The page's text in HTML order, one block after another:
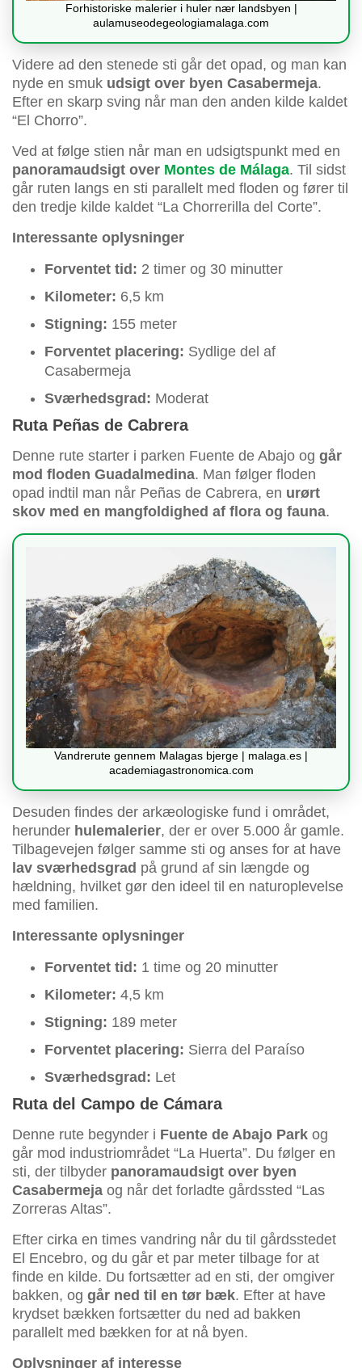
Forhistoriske malerier i huler nær landsbyen |
aulamuseodegeologiamalaga.com
Videre ad den stenede sti går det opad, og man kan
nyde en smuk udsigt over byen Casabermeja.
Efter en skarp sving når man den anden kilde kaldet
“El Chorro”.
Ved at følge stien når man en udsigtspunkt med en
panoramaudsigt over Montes de Málaga. Til sidst
går ruten langs en sti parallelt med floden og fører til
den tredje kilde kaldet “La Chorrerilla del Corte”.
Interessante oplysninger
Forventet tid: 2 timer og 30 minutter
Kilometer: 6,5 km
Stigning: 155 meter
Forventet placering: Sydlige del af
Casabermeja
Sværhedsgrad: Moderat
Ruta Peñas de Cabrera
Denne rute starter i parken Fuente de Abajo og går
mod floden Guadalmedina. Man følger floden
opad indtil man når Peñas de Cabrera, en urørt
skov med en mangfoldighed af flora og fauna.
Vandrerute gennem Malagas bjerge | malaga.es |
academiagastronomica.com
Desuden findes der arkæologiske fund i området,
herunder hulemalerier, der er over 5.000 år gamle.
Tilbagevejen følger samme sti og anses for at have
lav sværhedsgrad på grund af sin længde og
hældning, hvilket gør den ideel til en naturoplevelse
med familien.
Interessante oplysninger
Forventet tid: 1 time og 20 minutter
Kilometer: 4,5 km
Stigning: 189 meter
Forventet placering: Sierra del Paraíso
Sværhedsgrad: Let
Ruta del Campo de Cámara
Denne rute begynder i Fuente de Abajo Park og
går mod industriområdet “La Huerta”. Du følger en
sti, der tilbyder panoramaudsigt over byen
Casabermeja og når det forladte gårdssted “Las
Zorreras Altas”.
Efter cirka en times vandring når du til gårdsstedet
El Encebro, og du går et par meter tilbage for at
finde en kilde. Du fortsætter ad en sti, der omgiver
bakken, og går ned til en tør bæk. Efter at have
krydset bækken fortsætter du ned ad bakken
parallelt med bækken for at nå byen.
Oplysninger af interesse